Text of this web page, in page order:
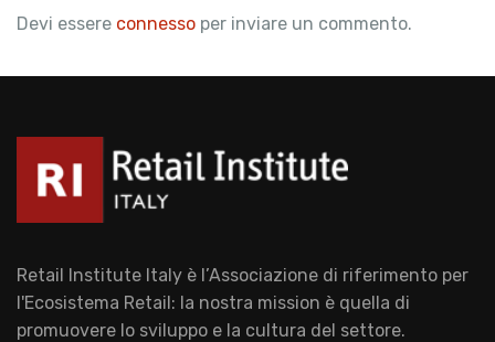
Devi essere connesso per inviare un commento.
Retail Institute Italy è l’Associazione di riferimento per
l'Ecosistema Retail: la nostra mission è quella di
promuovere lo sviluppo e la cultura del settore.